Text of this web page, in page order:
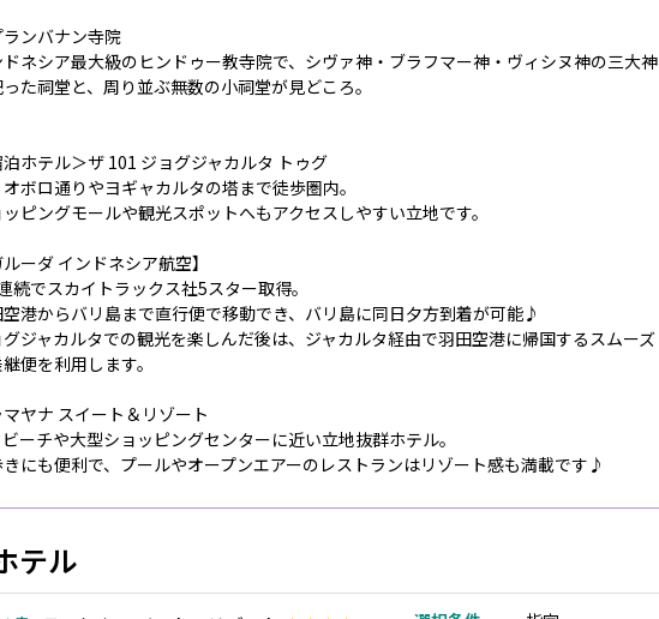
ンバナン寺院
ネシア最大級のヒンドゥー教寺院で、シヴァ神・ブラフマー神・ヴィシヌ神の三大神
た祠堂と、周り並ぶ無数の小祠堂が見どころ。
ホテル＞ザ 101 ジョグジャカルタ トゥグ
ボロ通りやヨギャカルタの塔まで徒歩圏内。
ピングモールや観光スポットへもアクセスしやすい立地です。
ーダ インドネシア航空】
続でスカイトラックス社5スター取得。
港からバリ島まで直行便で移動でき、バリ島に同日夕方到着が可能♪
ジャカルタでの観光を楽しんだ後は、ジャカルタ経由で羽田空港に帰国するスムーズ
便を利用します。
ヤナ スイート＆リゾート
ーチや大型ショッピングセンターに近い立地抜群ホテル。
にも便利で、プールやオープンエアーのレストランはリゾート感も満載です♪
テル